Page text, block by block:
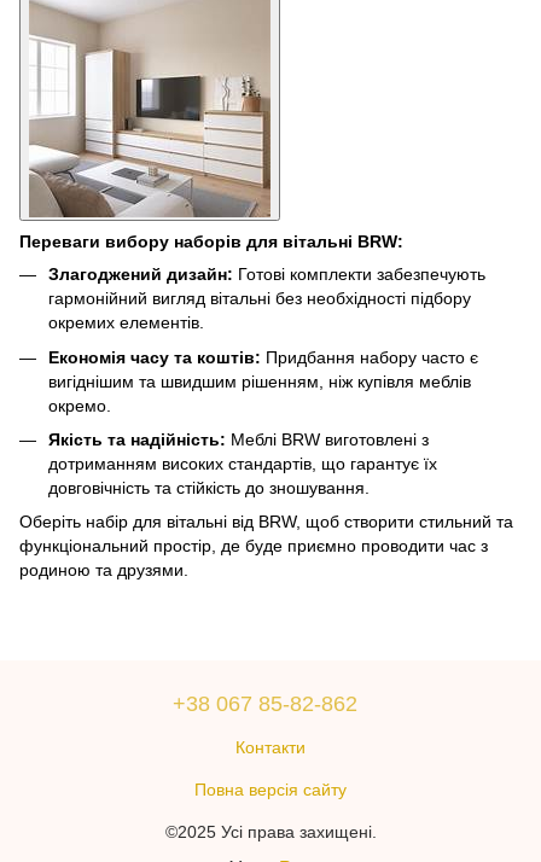
Переваги вибору наборів для вітальні BRW:
Злагоджений дизайн: Готові комплекти забезпечують
гармонійний вигляд вітальні без необхідності підбору
окремих елементів.
Економія часу та коштів: Придбання набору часто є
вигіднішим та швидшим рішенням, ніж купівля меблів
окремо.
Якість та надійність: Меблі BRW виготовлені з
дотриманням високих стандартів, що гарантує їх
довговічність та стійкість до зношування.
Оберіть набір для вітальні від BRW, щоб створити стильний та
функціональний простір, де буде приємно проводити час з
родиною та друзями.
+38 067 85-82-862
Контакти
Повна версія сайту
©2025 Усі права захищені.